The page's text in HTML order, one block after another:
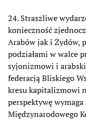
24. Straszliwe
konieczność
Arabów jak i Żydów,
podziałami w walce
syjonizmowi i
federacją Bliskiego
kresu kapitalizmowi
perspektywę
Międzynarodowego